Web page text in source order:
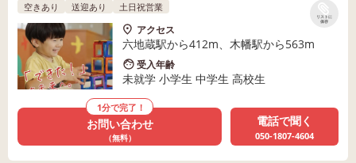
リストに
保存
空きあり 送迎あり 土日祝営業
アクセス
六地蔵駅から412m、木幡駅から563m
受入年齢
未就学 小学生 中学生 高校生
1分で完了！
お問い合わせ
（無料）
電話で聞く
050-1807-4604